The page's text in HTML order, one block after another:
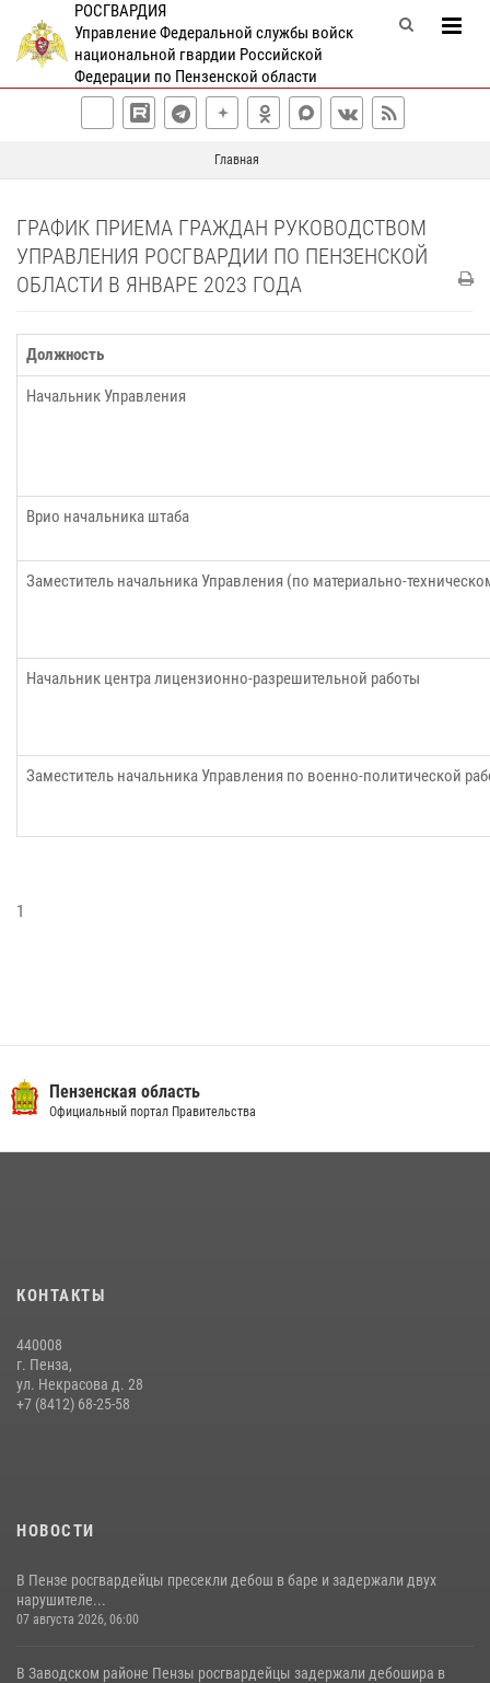
РОСГВАРДИЯ
Управление Федеральной службы войск
национальной гвардии Российской
Федерации по Пензенской области
Главная
ГРАФИК ПРИЕМА ГРАЖДАН РУКОВОДСТВОМ
УПРАВЛЕНИЯ РОСГВАРДИИ ПО ПЕНЗЕНСКОЙ
ОБЛАСТИ В ЯНВАРЕ 2023 ГОДА
Должность
Начальник Управления
Врио начальника штаба
Заместитель начальника Управления (по материально-
Начальник центра лицензионно-разрешительной работы
Заместитель начальника Управления по военно-политической
1
Пензенская область
Официальный портал Правительства
КОНТАКТЫ
440008
г. Пенза,
ул. Некрасова д. 28
+7 (8412) 68-25-58
НОВОСТИ
В Пензе росгвардейцы пресекли дебош в баре и задержали двух
нарушителе...
07 августа 2026, 06:00
В Заводском районе Пензы росгвардейцы задержали дебошира в